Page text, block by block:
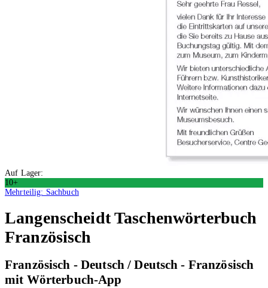
Auf Lager:
10+
Mehrteilig: Sachbuch
Langenscheidt Taschenwörterbuch
Französisch
Französisch - Deutsch / Deutsch - Französisch
mit Wörterbuch-App